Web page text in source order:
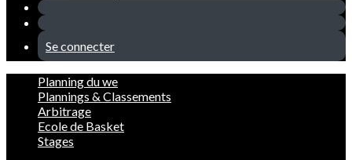
Se connecter
Planning du we
Plannings & Classements
Arbitrage
Ecole de Basket
Stages